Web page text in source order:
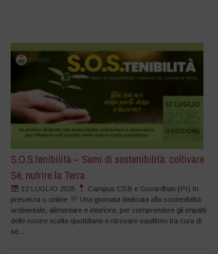
S.O.S.tenibilità – Semi di sostenibilità: coltivare
Sé, nutrire la Terra
12 LUGLIO 2025
Campus CSB e Govardhan (PI) In
presenza o online
Una giornata dedicata alla sostenibilità
ambientale, alimentare e interiore, per comprendere gli impatti
delle nostre scelte quotidiane e ritrovare equilibrio tra cura di
sé...